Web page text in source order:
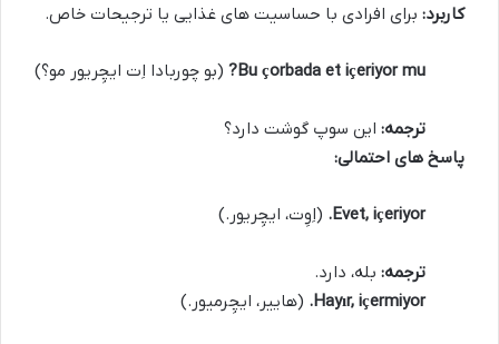
کاربرد: برای افرادی با حساسیت های غذایی یا ترجیحات خاص.
Bu çorbada et içeriyor mu? (بو چوربادا اِت ایچِریور مو؟)
ترجمه: این سوپ گوشت دارد؟
پاسخ های احتمالی:
Evet, içeriyor. (اِوِت، ایچِریور.)
ترجمه: بله، دارد.
Hayır, içermiyor. (هاییر، ایچِرمیور.)